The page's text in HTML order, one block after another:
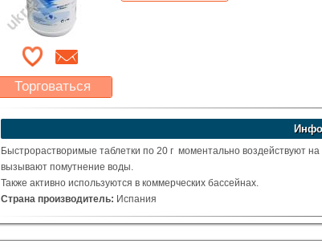
Торговаться
Какая цена Вас
устроит?
Быстрорастворимые таблетки по 20 г моментально воздействуют
вызывают помутнение воды.
Также активно используются в коммерческих бассейнах.
Страна производитель: Испания
Вес упаковки:1 кг.